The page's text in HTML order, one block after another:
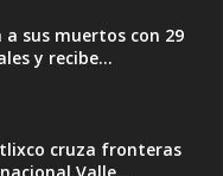
sus muertos con 29
y recibe...
cruza fronteras
Valle...